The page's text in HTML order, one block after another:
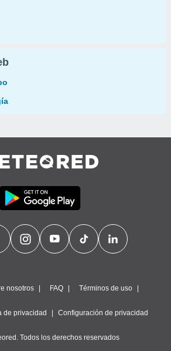
nosotros FAQ Términos de uso
de privacidad Configuración de privacidad
Todos los derechos reservados